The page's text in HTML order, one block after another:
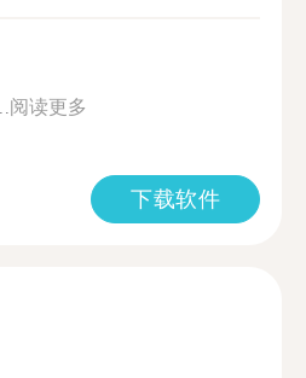
阅读更多
下载软件